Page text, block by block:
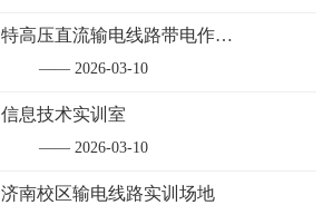
特高压直流输电线路带电作业实训基地
—— 2026-03-10
信息技术实训室
—— 2026-03-10
济南校区输电线路实训场地